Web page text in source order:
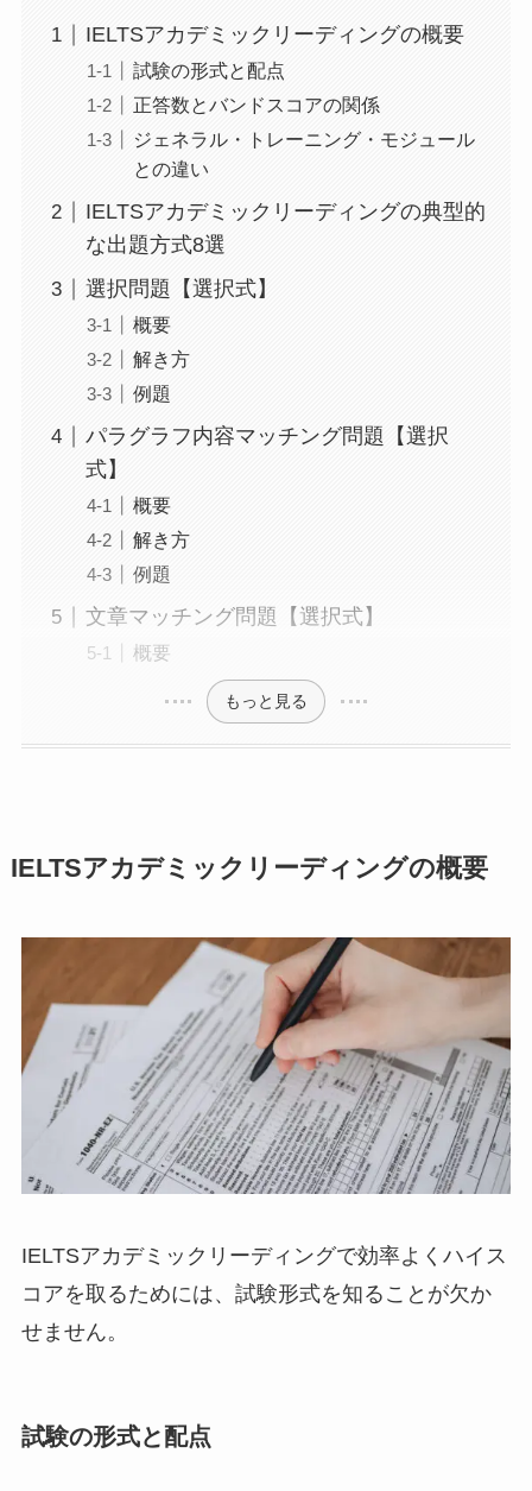
IELTSアカデミックリーディングの概要
試験の形式と配点
正答数とバンドスコアの関係
ジェネラル・トレーニング・モジュール
との違い
IELTSアカデミックリーディングの典型的
な出題方式8選
選択問題【選択式】
概要
解き方
例題
パラグラフ内容マッチング問題【選択
式】
概要
解き方
例題
文章マッチング問題【選択式】
概要
もっと見る
IELTSアカデミックリーディングの概要
IELTSアカデミックリーディングで効率よくハイス
コアを取るためには、試験形式を知ることが欠か
せません。
試験の形式と配点